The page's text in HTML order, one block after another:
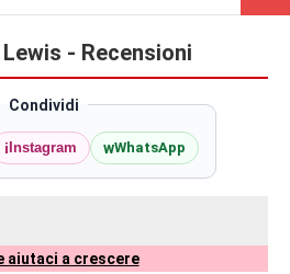
- Recensioni
Condividi
i Instagram wWhatsApp
aiutaci a crescere